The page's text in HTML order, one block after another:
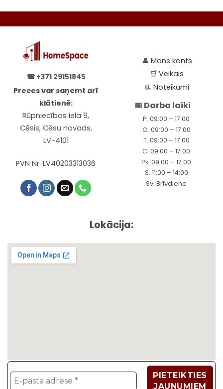
product
☎ +371 29151845
Preces var saņemt arī
klātienē:
Rūpniecības iela 9,
Cēsis, Cēsu novads,
LV-4101
PVN Nr. LV40203313036
👤 Mans konts
🛒Veikals
📃Noteikumi
📅 Darba laiki
P. 09:00 – 17:00
O. 09:00 – 17:00
T. 09:00 – 17:00
C. 09:00 – 17:00
Pk. 09:00 – 17:00
S. 11:00 – 14:00
Sv. Brīvdiena
Lokācija: